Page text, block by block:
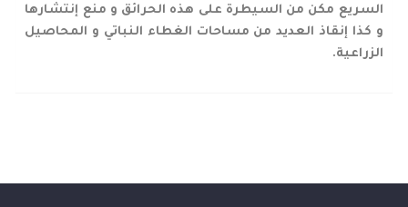
السريع مكن من السيطرة على هذه الحرائق و منع إنتشارها
و كذا إنقاذ العديد من مساحات الغطاء النباتي و المحاصيل
الزراعية.